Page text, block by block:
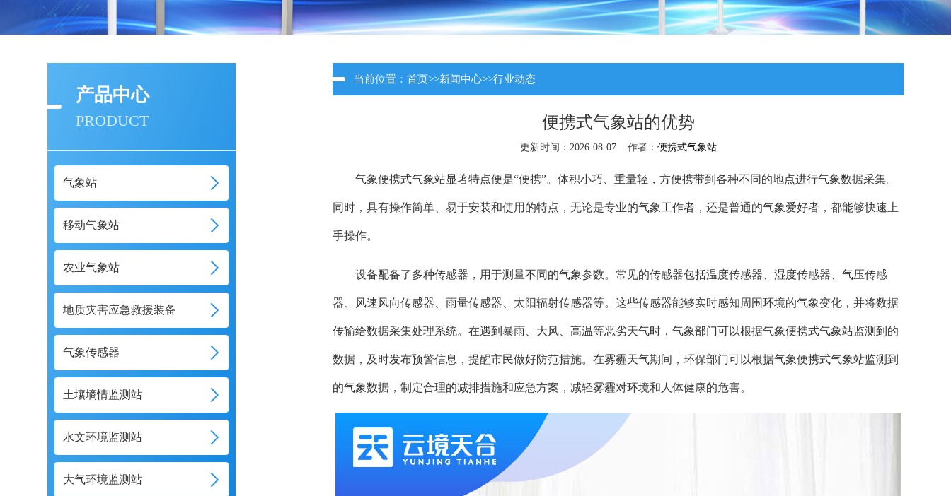
产品中心
PRODUCT
气象站
移动气象站
农业气象站
地质灾害应急救援装备
气象传感器
土壤墒情监测站
水文环境监测站
大气环境监测站
当前位置：首页>>新闻中心>>行业动态
便携式气象站的优势
更新时间：2026-08-07 作者： 便携式气象站
气象便携式气象站显著特点便是“便携”。体积小巧、重量轻，方便携带到各种不同的地点进行气象数据采集。
同时，具有操作简单、易于安装和使用的特点，无论是专业的气象工作者，还是普通的气象爱好者，都能够快速上
手操作。
设备配备了多种传感器，用于测量不同的气象参数。常见的传感器包括温度传感器、湿度传感器、气压传感
器、风速风向传感器、雨量传感器、太阳辐射传感器等。这些传感器能够实时感知周围环境的气象变化，并将数据
传输给数据采集处理系统。在遇到暴雨、大风、高温等恶劣天气时，气象部门可以根据气象便携式气象站监测到的
数据，及时发布预警信息，提醒市民做好防范措施。在雾霾天气期间，环保部门可以根据气象便携式气象站监测到
的气象数据，制定合理的减排措施和应急方案，减轻雾霾对环境和人体健康的危害。